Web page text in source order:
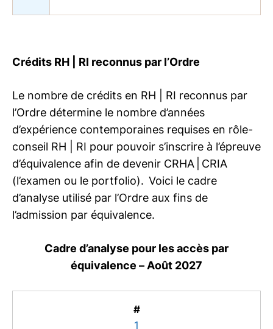
Crédits RH | RI reconnus par l’Ordre
Le nombre de crédits en RH | RI reconnus par
l’Ordre détermine le nombre d’années
d’expérience contemporaines requises en rôle-
conseil RH | RI pour pouvoir s’inscrire à l’épreuve
d’équivalence afin de devenir CRHA | CRIA
(l’examen ou le portfolio). Voici le cadre
d’analyse utilisé par l’Ordre aux fins de
l’admission par équivalence.
Cadre d’analyse pour les accès par
équivalence – Août 2027
#
1